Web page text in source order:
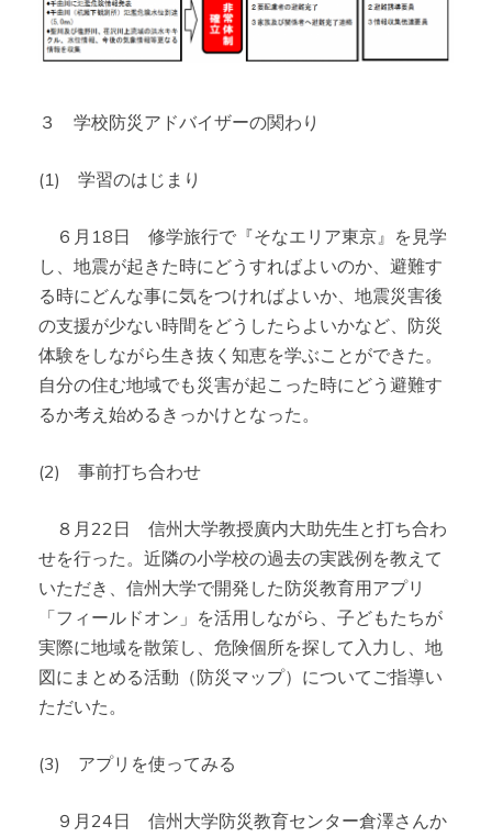
３ 学校防災アドバイザーの関わり
(1) 学習のはじまり
６月18日 修学旅行で『そなエリア東京』を見学
し、地震が起きた時にどうすればよいのか、避難す
る時にどんな事に気をつければよいか、地震災害後
の支援が少ない時間をどうしたらよいかなど、防災
体験をしながら生き抜く知恵を学ぶことができた。
自分の住む地域でも災害が起こった時にどう避難す
るか考え始めるきっかけとなった。
(2) 事前打ち合わせ
８月22日 信州大学教授廣内大助先生と打ち合わ
せを行った。近隣の小学校の過去の実践例を教えて
いただき、信州大学で開発した防災教育用アプリ
「フィールドオン」を活用しながら、子どもたちが
実際に地域を散策し、危険個所を探して入力し、地
図にまとめる活動（防災マップ）についてご指導い
ただいた。
(3) アプリを使ってみる
９月24日 信州大学防災教育センター倉澤さんか